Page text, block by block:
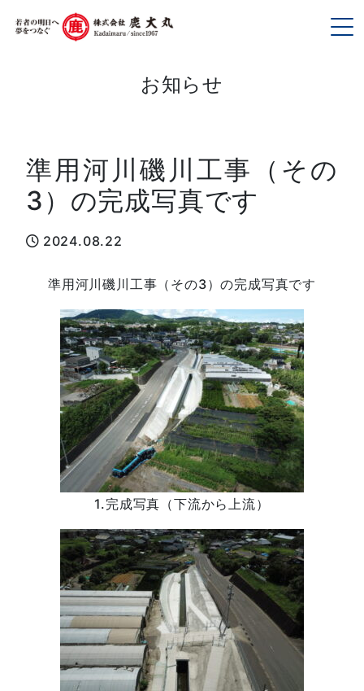
お知らせ
準用河川磯川工事（その
3）の完成写真です
2024.08.22
準用河川磯川工事（その3）の完成写真です
1.完成写真（下流から上流）